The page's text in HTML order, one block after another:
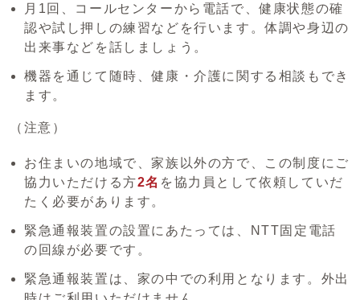
月1回、コールセンターから電話で、健康状態の確
認や試し押しの練習などを行います。体調や身辺の
出来事などを話しましょう。
機器を通じて随時、健康・介護に関する相談もでき
ます。
（注意）
お住まいの地域で、家族以外の方で、この制度にご
協力いただける方2名 を協力員として依頼していだ
たく必要があります。
緊急通報装置の設置にあたっては、NTT固定電話
の回線が必要です。
緊急通報装置は、家の中での利用となります。外出